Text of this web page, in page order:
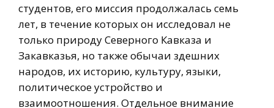
студентов, его миссия продолжалась семь
лет, в течение которых он исследовал не
только природу Северного Кавказа и
Закавказья, но также обычаи здешних
народов, их историю, культуру, языки,
политическое устройство и
взаимоотношения. Отдельное внимание